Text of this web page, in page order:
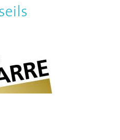
main
content